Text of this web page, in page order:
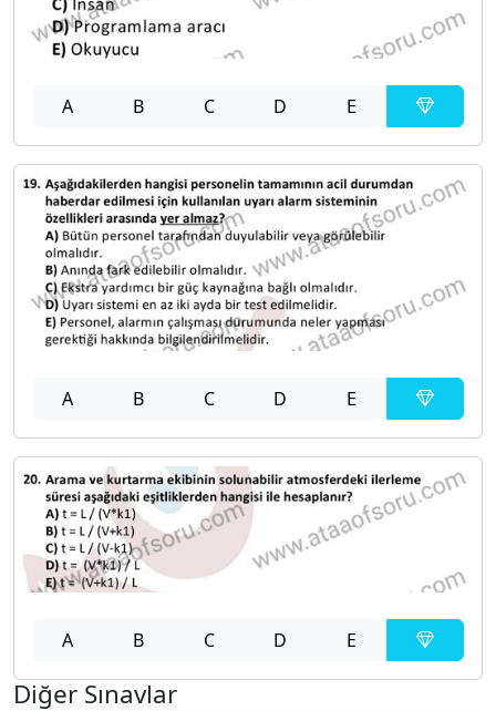
A B C D E
A B C D E
A B C D E
Diğer Sınavlar